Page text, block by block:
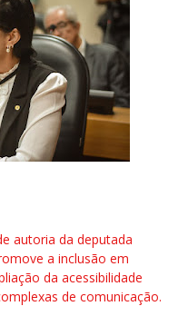
autoria da deputada
a inclusão em
da acessibilidade
de comunicação.